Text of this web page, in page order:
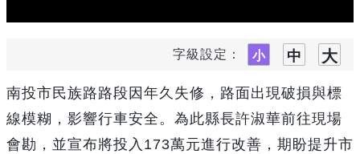
字級設定：
南投市民族路路段因年久失修，路面出現破損與標
線模糊，影響行車安全。為此縣長許淑華前往現場
會勘，並宣布將投入173萬元進行改善，期盼提升市